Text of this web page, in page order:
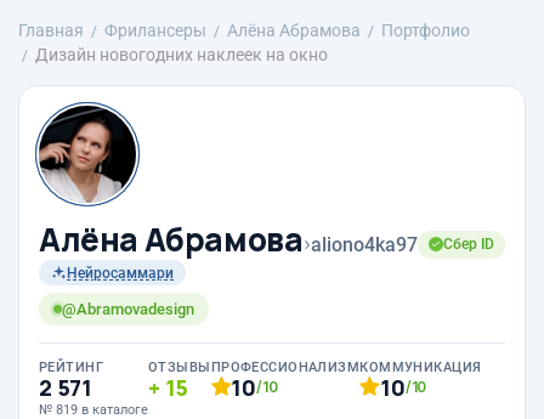
Главная Фрилансеры Алёна Абрамова
Портфолио
Дизайн новогодних наклеек на окно
Алёна Абрамова›aliono4ka97
Сбер ID
Нейросаммари
@Abramovadesign
РЕЙТИНГ
2 571
№ 819 в каталоге
ОТЗЫВЫ
15
ПРОФЕССИОНАЛИЗМ
10/10
КОММУНИКАЦИЯ
10/10